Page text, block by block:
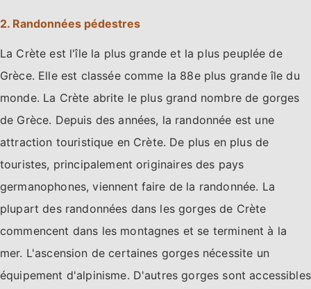
2. Randonnées pédestres
La Crète est l'île la plus grande et la plus peuplée de
Grèce. Elle est classée comme la 88e plus grande île du
monde. La Crète abrite le plus grand nombre de gorges
de Grèce. Depuis des années, la randonnée est une
attraction touristique en Crète. De plus en plus de
touristes, principalement originaires des pays
germanophones, viennent faire de la randonnée. La
plupart des randonnées dans les gorges de Crète
commencent dans les montagnes et se terminent à la
mer. L'ascension de certaines gorges nécessite un
équipement d'alpinisme. D'autres gorges sont accessibles